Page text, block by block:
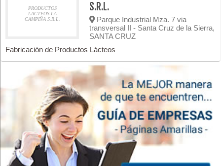
PRODUCTOS
LACTEOS LA
CAMPIÑA S.R.L.
S.R.L.
Parque Industrial Mza. 7 via
transversal II - Santa Cruz de la Sierra,
SANTA CRUZ
Fabricación de Productos Lácteos